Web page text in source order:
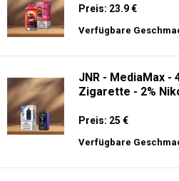
Preis: 23.9 €
Verfügbare
JNR - MediaMax -
Zigarette - 2%
Preis: 25 €
Verfügbare